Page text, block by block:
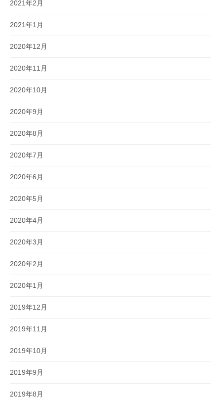
2021年2月
2021年1月
2020年12月
2020年11月
2020年10月
2020年9月
2020年8月
2020年7月
2020年6月
2020年5月
2020年4月
2020年3月
2020年2月
2020年1月
2019年12月
2019年11月
2019年10月
2019年9月
2019年8月